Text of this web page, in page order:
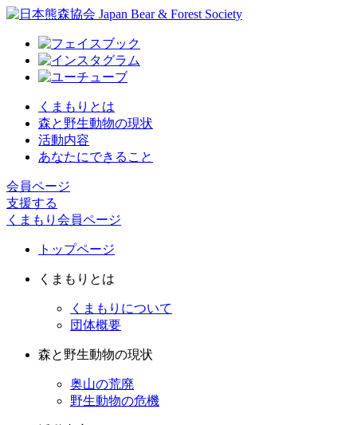
くまもりとは
森と野生動物の現状
活動内容
あなたにできること
会員ページ
支援する
くまもり会員ページ
トップページ
くまもりとは
くまもりについて
団体概要
森と野生動物の現状
奥山の荒廃
野生動物の危機